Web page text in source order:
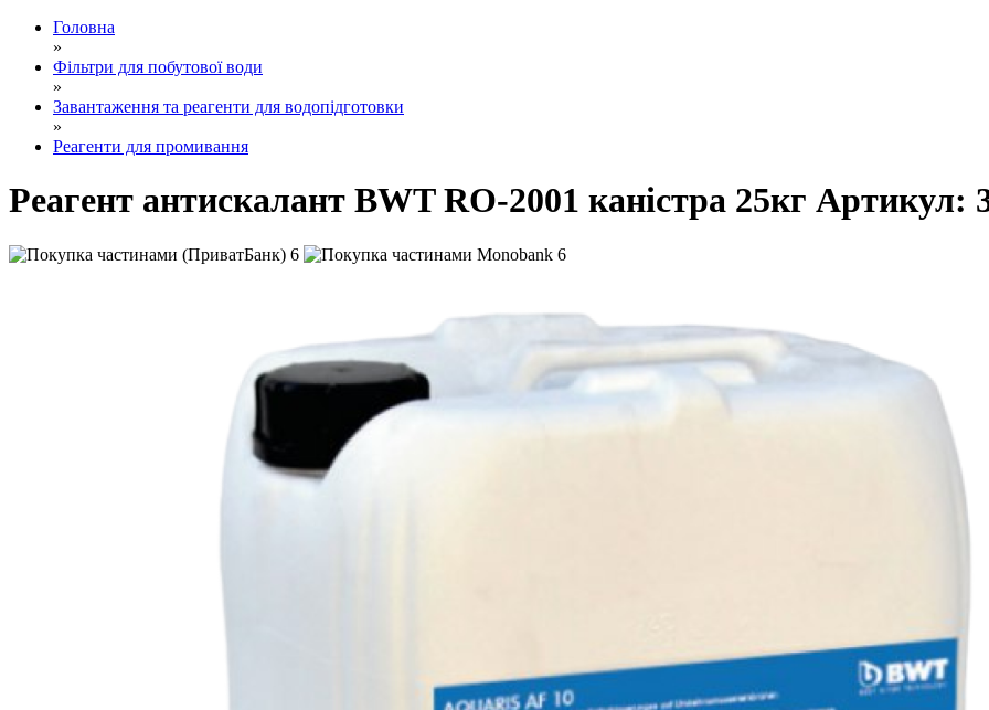
Головна
»
Фільтри для побутової води
»
Завантаження та реагенти для водопідготовки
»
Реагенти для промивання
Реагент антискалант BWT RO-2001 каністра 25кг Артикул:
6 6